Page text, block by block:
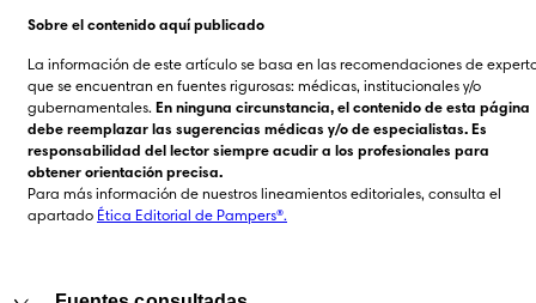
Sobre el contenido aquí publicado
La información de este artículo se basa en las recomendaciones de
que se encuentran en fuentes rigurosas: médicas, institucionales y/o
gubernamentales. En ninguna circunstancia, el contenido de esta página
debe reemplazar las sugerencias médicas y/o de especialistas. Es
responsabilidad del lector siempre acudir a los profesionales para
obtener orientación precisa.
Para más información de nuestros lineamientos editoriales, consulta el
apartado Ética Editorial de Pampers®.